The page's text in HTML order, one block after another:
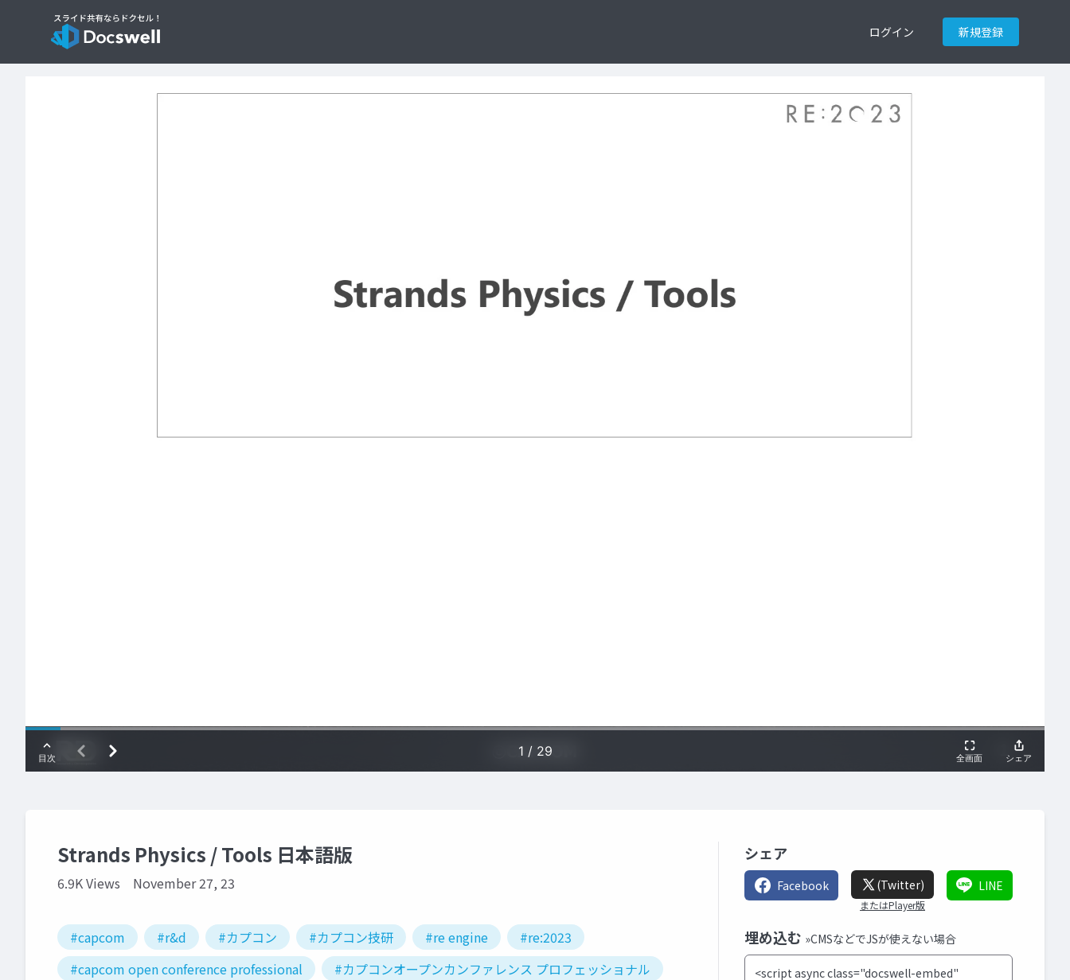
ログイン 新規登録
Strands Physics / Tools 日本語版
6.9K Views November 27, 23
#capcom #r&d #カプコン #カプコン技研 #re engine
#re:2023
#capcom open conference professional
#カプコンオープンカンファレンス プロフェッショナル
シェア
Facebook (Twitter)
またはPlayer版
LINE
埋め込む »CMSなどでJSが使えない場合